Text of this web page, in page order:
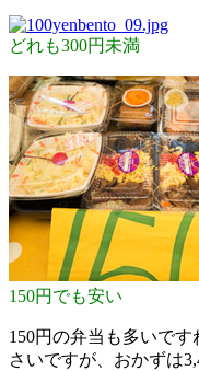
どれも300円未満
150円でも安い
150円の弁当も多いで
さいですが、おかずは